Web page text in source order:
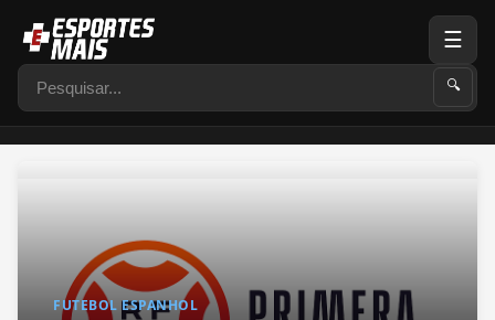
Pesquisar 🔍
☰
FUTEBOL ESPANHOL